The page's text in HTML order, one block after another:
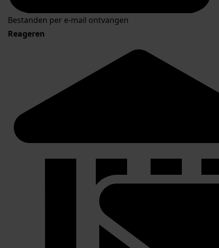
Bestanden per e-mail ontvangen
Reageren